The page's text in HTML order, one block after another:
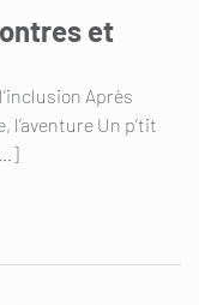
et
Après
l’aventure Un p’tit